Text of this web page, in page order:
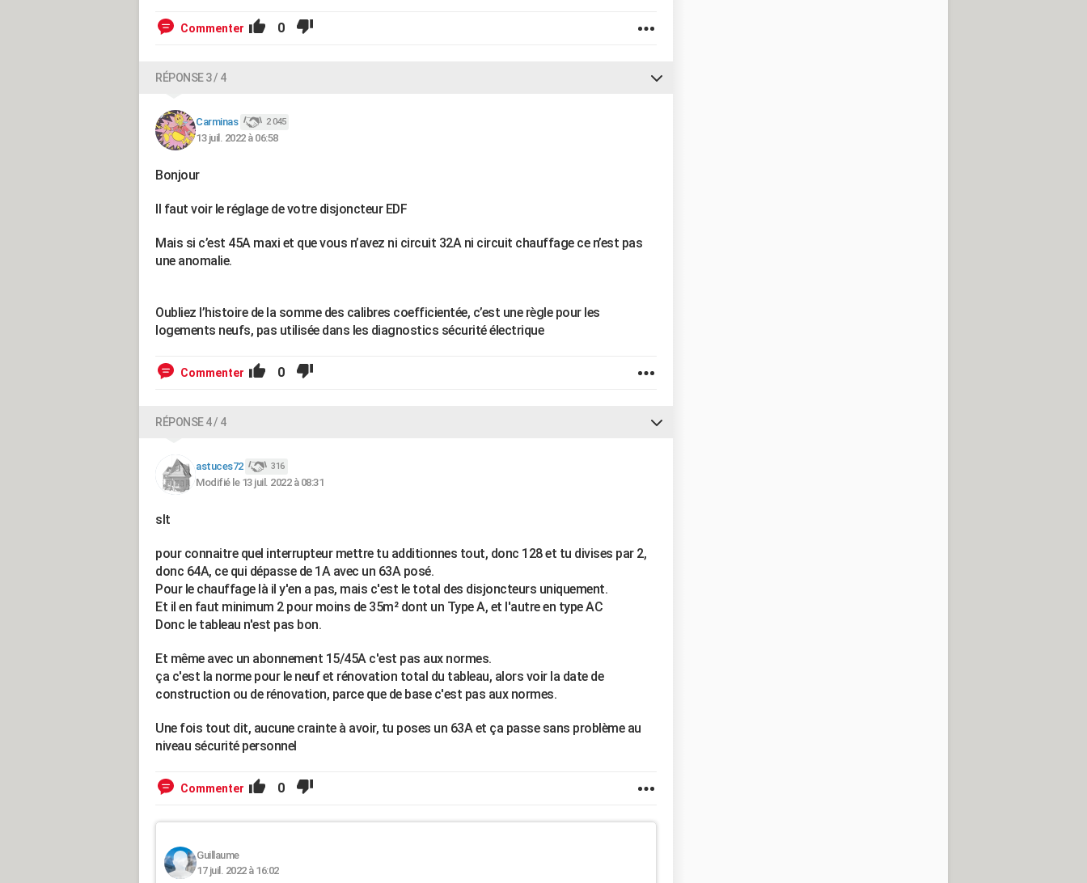
Commenter 0
RÉPONSE 3 / 4
Carminas 2 045
13 juil. 2022 à 06:58
Bonjour
Il faut voir le réglage de votre disjoncteur EDF
Mais si c’est 45A maxi et que vous n’avez ni circuit 32A ni circuit chauffage ce n’est pas
une anomalie.
Oubliez l’histoire de la somme des calibres coefficientée, c’est une règle pour les
logements neufs, pas utilisée dans les diagnostics sécurité électrique
Commenter 0
RÉPONSE 4 / 4
astuces72 316
Modifié le 13 juil. 2022 à 08:31
slt
pour connaitre quel interrupteur mettre tu additionnes tout, donc 128 et tu divises par 2,
donc 64A, ce qui dépasse de 1A avec un 63A posé.
Pour le chauffage là il y'en a pas, mais c'est le total des disjoncteurs uniquement.
Et il en faut minimum 2 pour moins de 35m² dont un Type A, et l'autre en type AC
Donc le tableau n'est pas bon.
Et même avec un abonnement 15/45A c'est pas aux normes.
ça c'est la norme pour le neuf et rénovation total du tableau, alors voir la date de
construction ou de rénovation, parce que de base c'est pas aux normes.
Une fois tout dit, aucune crainte à avoir, tu poses un 63A et ça passe sans problème au
niveau sécurité personnel
Commenter 0
Guillaume
17 juil. 2022 à 16:02